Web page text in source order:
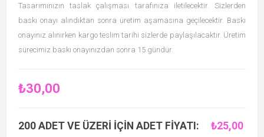
Tasarımınızın taslak çalışması tarafınıza iletilecektir. Sizlerden
baskı onayı alındıktan sonra üretim aşamasına geçilecektir. Baskı
onayınız alınırken kargo teslim tarihi sizlerde paylaşılacaktır. Üretim
sürecimiz baskı onayınızdan sonra 15 gündür.
₺30,00
200 ADET VE ÜZERI IÇIN ADET FIYATI: ₺25,00